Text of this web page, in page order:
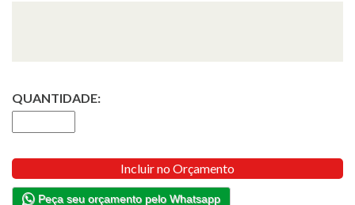
QUANTIDADE:
Incluir no Orçamento
Peça seu orçamento pelo Whatsapp